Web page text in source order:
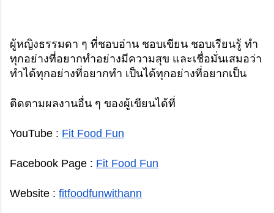
ผู้หญิงธรรมดา ๆ ที่ชอบอ่าน ชอบเขียน ชอบเรียนรู้ ทำ
ทุกอย่างที่อยากทำอย่างมีความสุข และเชื่อมั่นเสมอว่า
ทำได้ทุกอย่างที่อยากทำ เป็นได้ทุกอย่างที่อยากเป็น
ติดตามผลงานอื่น ๆ ของผู้เขียนได้ที่
YouTube : Fit Food Fun
Facebook Page : Fit Food Fun
Website : fitfoodfunwithann